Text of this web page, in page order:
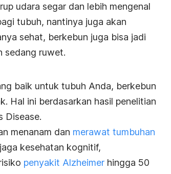
udara segar dan lebih mengenal
tubuh, nantinya juga akan
sehat, berkebun juga bisa jadi
sedang ruwet.
baik untuk tubuh Anda, berkebun
Hal ini berdasarkan hasil penelitian
Disease.
menanam dan merawat tumbuhan
kesehatan kognitif,
penyakit Alzheimer hingga 50